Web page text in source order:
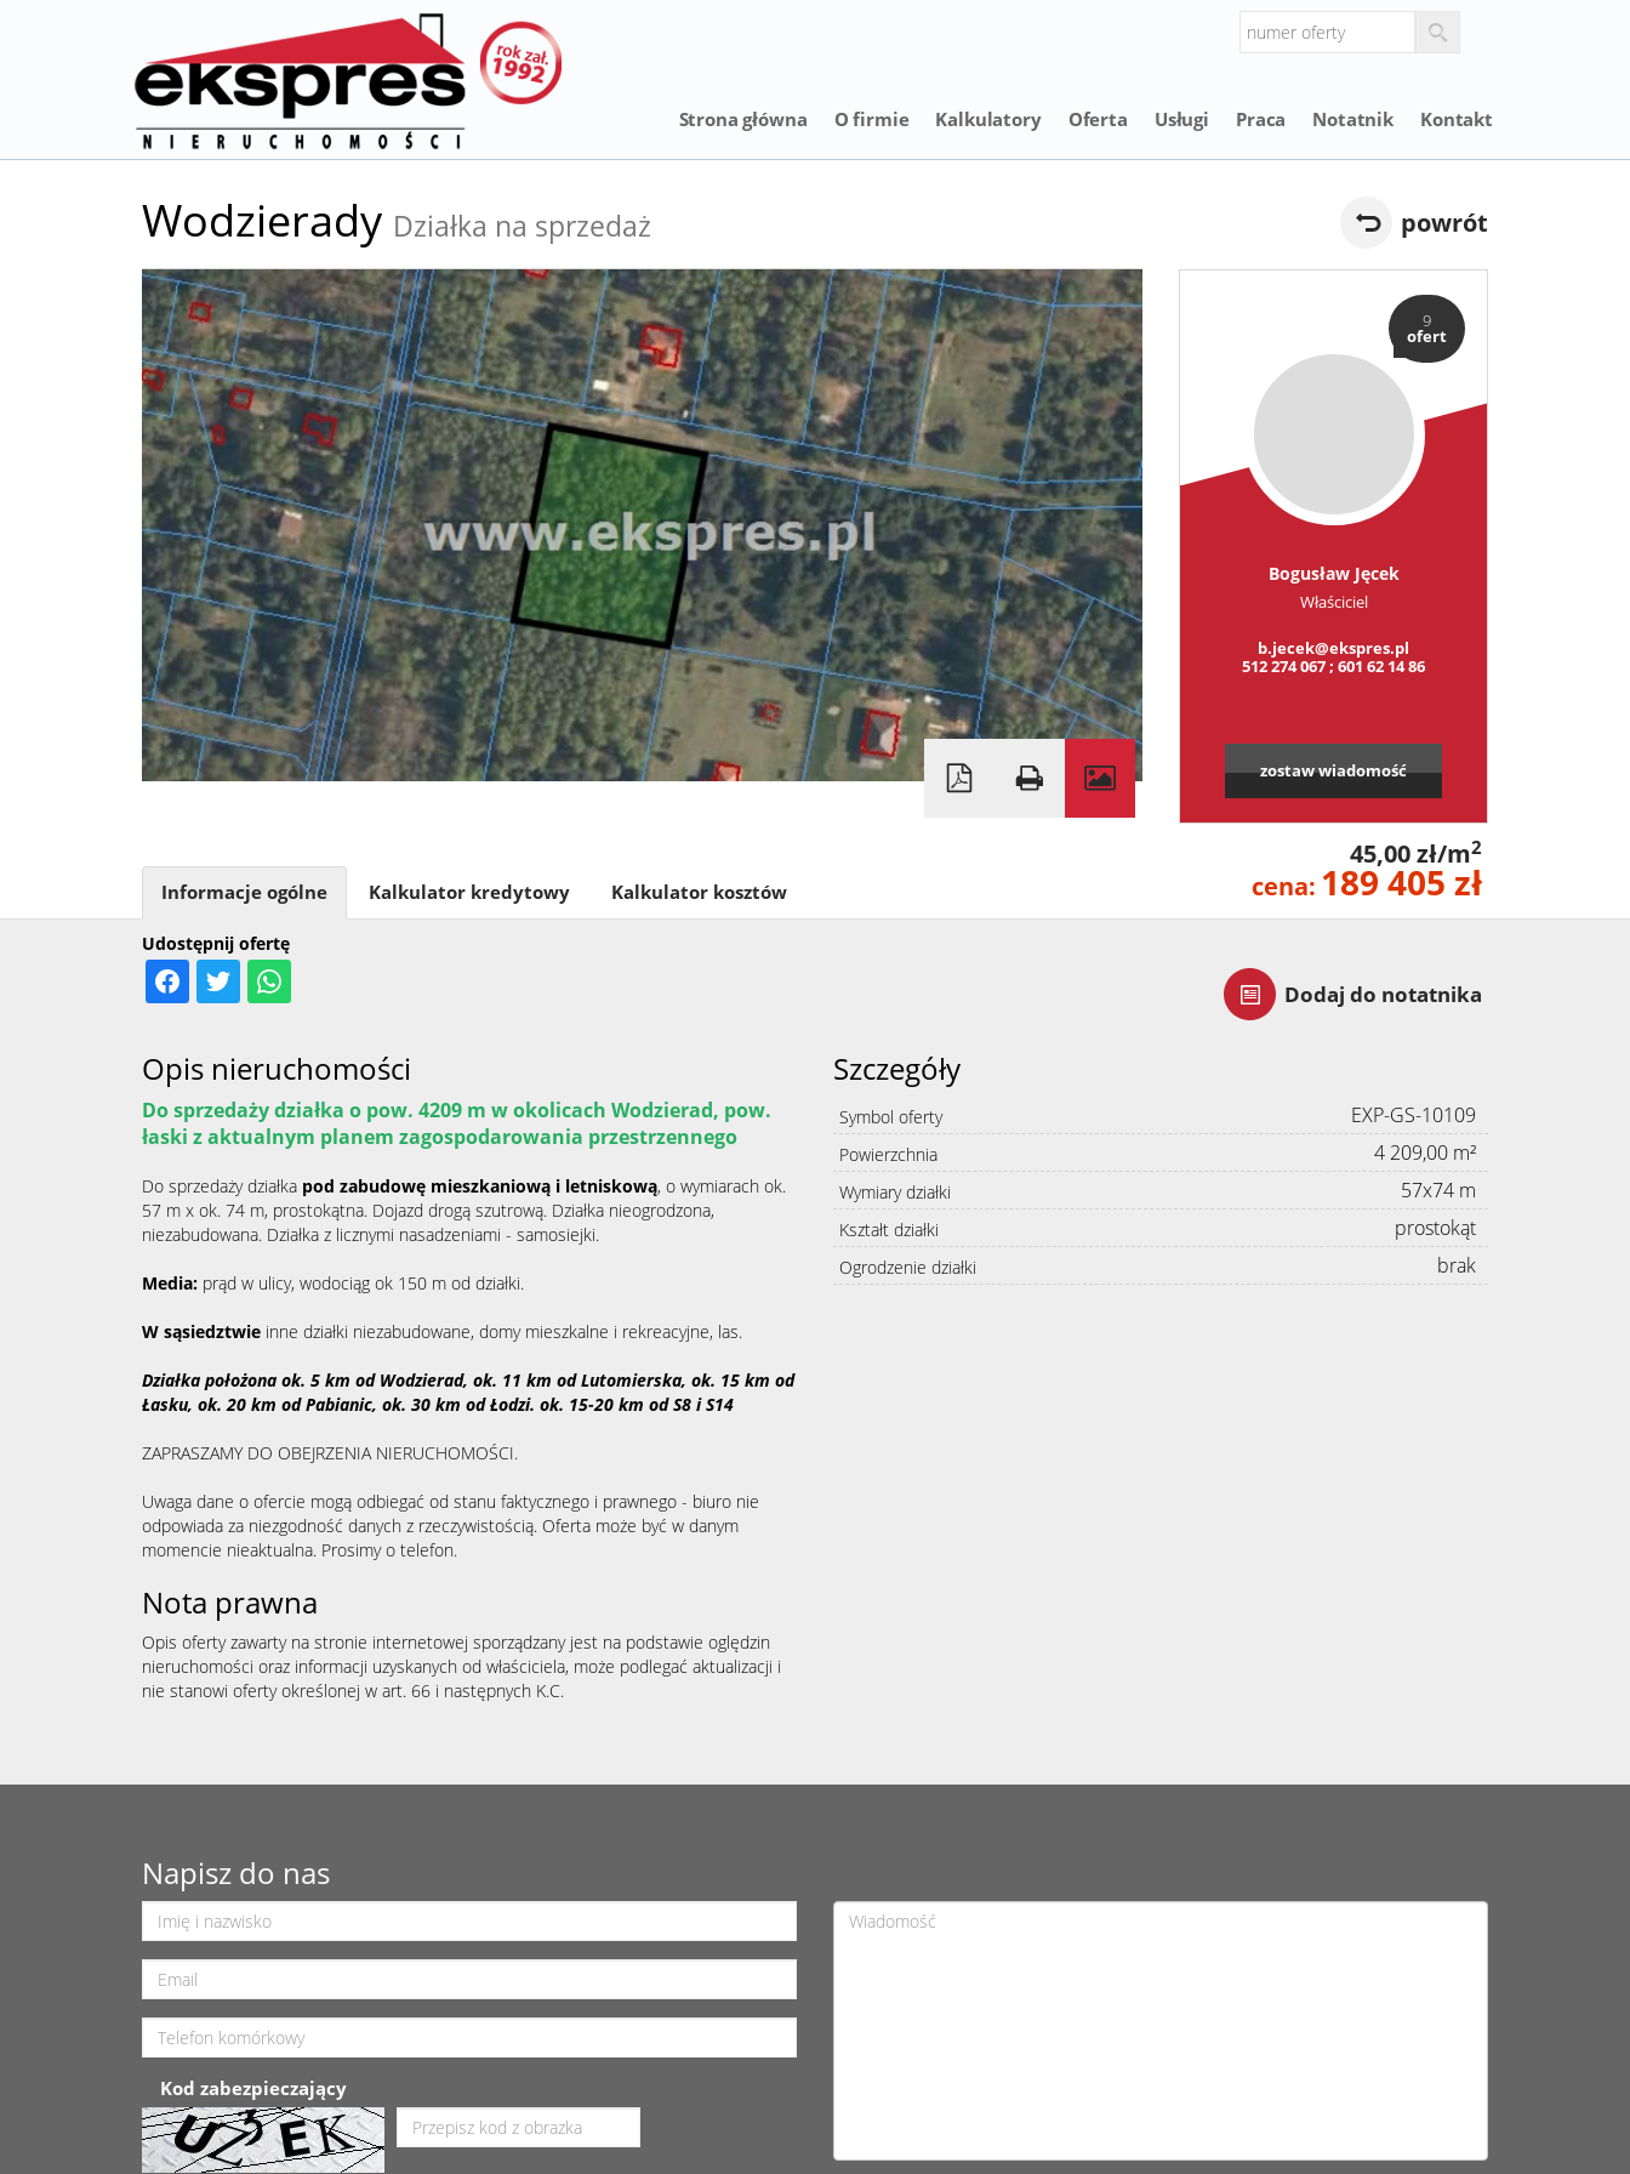
Strona główna O firmie Kalkulatory Oferta Usługi Praca Notatnik Kontakt
Wodzierady Działka na sprzedaż powrót
9
ofert
Bogusław Jęcek
Właściciel
b.jecek@ekspres.pl
512 274 067 ; 601 62 14 86
zostaw wiadomość
45,00 zł/m2
cena: 189 405 zł
Dodaj do notatnika
Udostępnij ofertę
Informacje ogólne Kalkulator kredytowy Kalkulator kosztów
Opis nieruchomości
Do sprzedaży działka o pow. 4209 m w okolicach Wodzierad, pow.
łaski z aktualnym planem zagospodarowania przestrzennego
Do sprzedaży działka pod zabudowę mieszkaniową i letniskową, o wymiarach ok.
57 m x ok. 74 m, prostokątna. Dojazd drogą szutrową. Działka nieogrodzona,
niezabudowana. Działka z licznymi nasadzeniami - samosiejki.
Media: prąd w ulicy, wodociąg ok 150 m od działki.
W sąsiedztwie inne działki niezabudowane, domy mieszkalne i rekreacyjne, las.
Działka położona ok. 5 km od Wodzierad, ok. 11 km od Lutomierska, ok. 15 km od
Łasku, ok. 20 km od Pabianic, ok. 30 km od Łodzi. ok. 15-20 km od S8 i S14
ZAPRASZAMY DO OBEJRZENIA NIERUCHOMOŚCI.
Uwaga dane o ofercie mogą odbiegać od stanu faktycznego i prawnego - biuro nie
odpowiada za niezgodność danych z rzeczywistością. Oferta może być w danym
momencie nieaktualna. Prosimy o telefon.
Nota prawna
Opis oferty zawarty na stronie internetowej sporządzany jest na podstawie oględzin
nieruchomości oraz informacji uzyskanych od właściciela, może podlegać aktualizacji i
nie stanowi oferty określonej w art. 66 i następnych K.C.
Szczegóły
Symbol oferty EXP-GS-10109
Powierzchnia 4 209,00 m²
Wymiary działki 57x74 m
Kształt działki prostokąt
Ogrodzenie działki brak
Napisz do nas
Kod zabezpieczający